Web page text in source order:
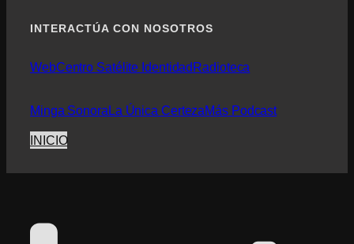
INTERACTÚA CON NOSOTROS
WebCentro Satélite Identidad Radioteca
Minga SonoraLa Única CertezaMás Podcast
INICIO